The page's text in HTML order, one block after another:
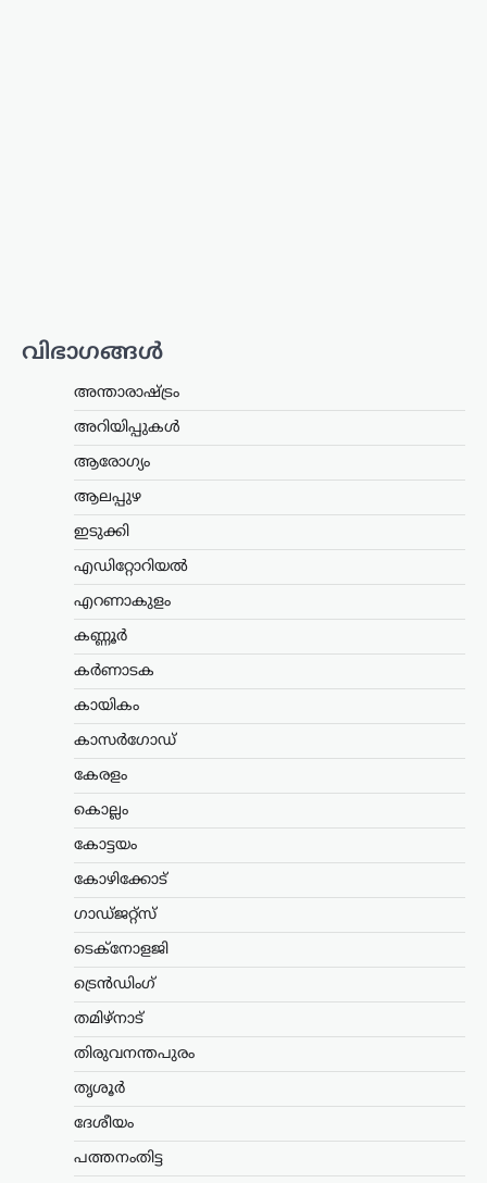
വിഭാഗങ്ങൾ
അന്താരാഷ്ട്രം
അറിയിപ്പുകൾ
ആരോഗ്യം
ആലപ്പുഴ
ഇടുക്കി
എഡിറ്റോറിയൽ
എറണാകുളം
കണ്ണൂർ
കർണാടക
കായികം
കാസർഗോഡ്
കേരളം
കൊല്ലം
കോട്ടയം
കോഴിക്കോട്
ഗാഡ്ജറ്റ്സ്
ടെക്നോളജി
ട്രെൻഡിംഗ്
തമിഴ്നാട്
തിരുവനന്തപുരം
തൃശൂർ
ദേശീയം
പത്തനംതിട്ട
ആത്മവിശ്വാസത്തോടെ ഇന്ധനം
ഉപയോഗിക്കാമെന്ന് കേന്ദ്ര പെട്രോളിയം,
പ്രകൃതി വാതക മന്ത്രാലയം വ്യക്തമാക്കി.
പൊതുമേഖല ഓയിൽ മാർക്കറ്റിങ്
കമ്പനികൾ (ഒഎംസികൾ) വിതരണം…
‘കേരളത്തിൽ ബിജെപി
അല്ല, പക്ഷേ
ബിജെപിക്കായി
ഭരിക്കുന്നത് യുഡിഎഫ്’;
സതീശനെതിരെ എം.വി.
അധികാരത്തിലില്ലെങ്കിലും വി.ഡി.
സതീശന്റെ നേതൃത്വത്തിലുള്ള യുഡിഎഫ്
അജണ്ടകൾ നടപ്പാക്കുകയാണെന്ന്
എം.വി. ഗോവിന്ദൻ മാസ്റ്റർ ആരോപിച്ചു.
ട്രെൻഡിംഗ്,ദേശീയം,രാഷ്ട്രീയം
പ്രധാനമന്ത്രിക്ക്
യുവാക്കളെ കാണാൻ
സമയമില്ല;
കൂറുമാറിയവരെ
നിൽക്കുമെന്ന് ഉറപ്പ്
നൽകാനും സമയം
കണ്ടെത്തുന്നു: ഉദ്ധവ്